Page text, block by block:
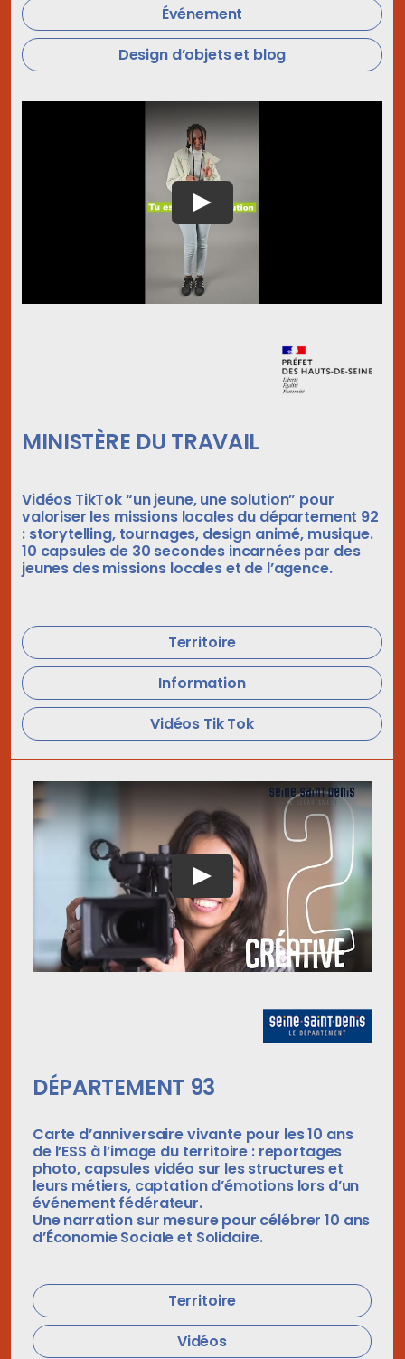
Événement
Design d’objets et blog
MINISTÈRE DU TRAVAIL
Vidéos TikTok “un jeune, une solution” pour
valoriser les missions locales du département 92
: storytelling, tournages, design animé, musique.
10 capsules de 30 secondes incarnées par des
jeunes des missions locales et de l’agence.
Territoire
Information
Vidéos Tik Tok
DÉPARTEMENT 93
Carte d’anniversaire vivante pour les 10 ans
de l’ESS à l’image du territoire : reportages
photo, capsules vidéo sur les structures et
leurs métiers, captation d’émotions lors d’un
événement fédérateur.
Une narration sur mesure pour célébrer 10 ans
d’Économie Sociale et Solidaire.
Territoire
Vidéos